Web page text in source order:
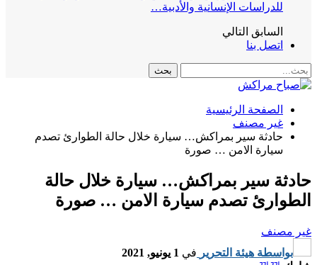
للدراسات الإنسانية والأدبية…
السابق التالي
اتصل بنا
الصفحة الرئيسية
غير مصنف
حادثة سير بمراكش… سيارة خلال حالة الطوارئ تصدم
سيارة الامن … صورة
حادثة سير بمراكش… سيارة خلال حالة
الطوارئ تصدم سيارة الامن … صورة
غير مصنف
بواسطة هيئة التحرير في 1 يونيو, 2021